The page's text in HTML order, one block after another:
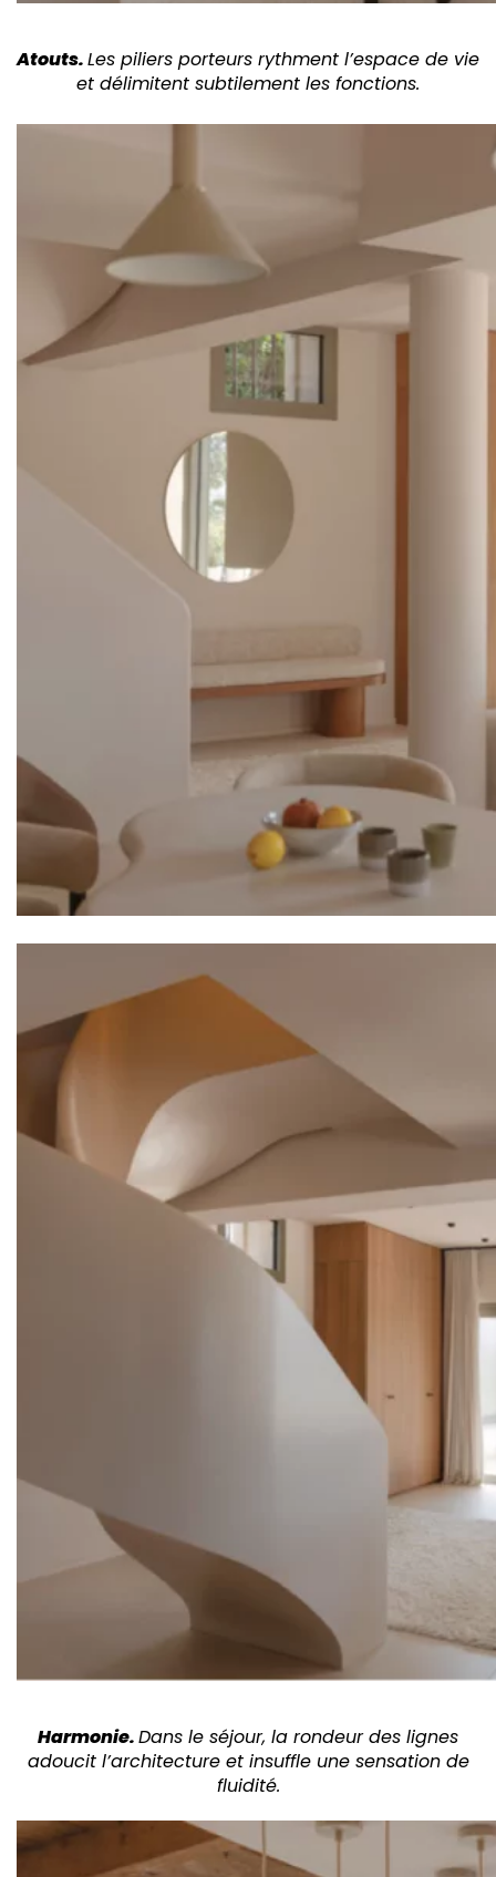
Atouts.Les piliers porteurs rythment l’espace de vie
et délimitent subtilement les fonctions.
Harmonie.Dans le séjour, la rondeur des lignes
adoucit l’architecture et insuffle une sensation de
fluidité.